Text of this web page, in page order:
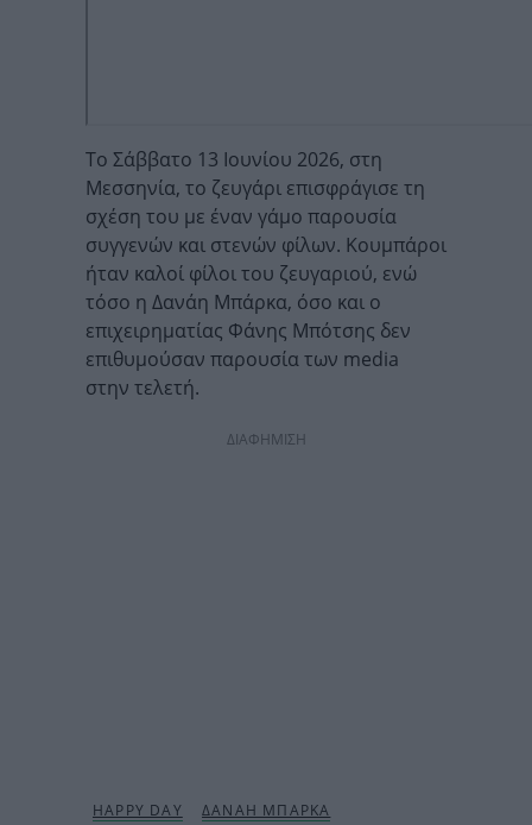
Το Σάββατο 13 Ιουνίου 2026, στη
Μεσσηνία, το ζευγάρι επισφράγισε τη
σχέση του με έναν γάμο παρουσία
συγγενών και στενών φίλων. Κουμπάροι
ήταν καλοί φίλοι του ζευγαριού, ενώ
τόσο η Δανάη Μπάρκα, όσο και ο
επιχειρηματίας Φάνης Μπότσης δεν
επιθυμούσαν παρουσία των media
στην τελετή.
ΔΙΑΦΗΜΙΣΗ